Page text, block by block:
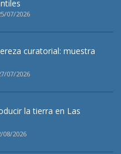
07/2026
curatorial: muestra
07/2026
la tierra en Las
2026